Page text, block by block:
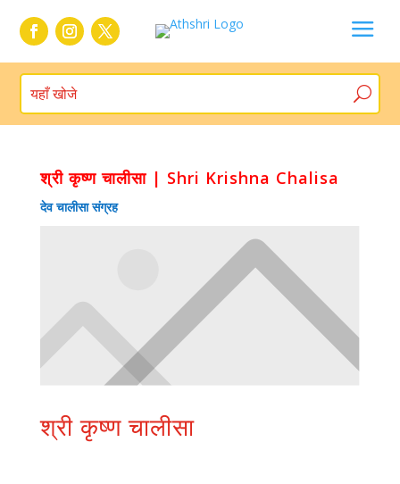
a
श्री कृष्ण चालीसा | Shri Krishna Chalisa
देव चालीसा संग्रह
श्री कृष्ण चालीसा